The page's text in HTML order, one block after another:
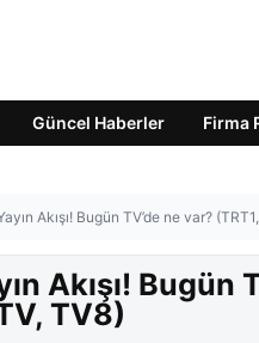
Güncel Haberler Firma
Akışı! Bugün TV’de ne var?
Akışı! Bugün
TV8)